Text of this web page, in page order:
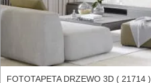
FOTOTAPETA DRZEWO 3D ( 21714 )